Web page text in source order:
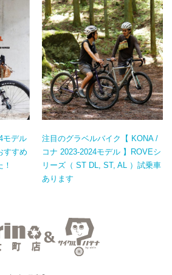
モデル
すすめ
注目のグラベルバイク【 KONA /
コナ 2023-2024モデル 】ROVEシ
リーズ（ ST DL, ST, AL ）試乗車
あります